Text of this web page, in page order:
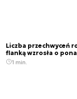
Liczba przechwyceń
flanką wzrosła o
1 min.